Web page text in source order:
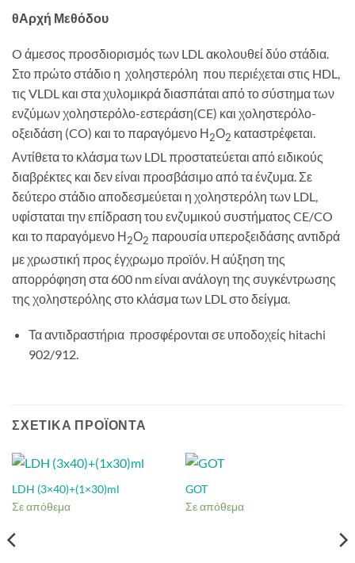
θΑρχή Μεθόδου
O άμεσος προσδιορισμός των LDL ακολουθεί δύο στάδια.
Στο πρώτο στάδιο η χοληστερόλη που περιέχεται στις HDL,
τις VLDL και στα χυλομικρά διασπάται από το σύστημα των
ενζύμων χοληστερόλο-εστεράση(CE) και χοληστερόλο-
οξειδάση (CO) και το παραγόμενο Η2Ο2 καταστρέφεται.
Αντίθετα το κλάσμα των LDL προστατεύεται από ειδικούς
διαβρέκτες και δεν είναι προσβάσιμο από τα ένζυμα. Σε
δεύτερο στάδιο αποδεσμεύεται η χοληστερόλη των LDL,
υφίσταται την επίδραση του ενζυμικού συστήματος CE/CO
και το παραγόμενο Η2Ο2 παρουσία υπεροξειδάσης αντιδρά
με χρωστική προς έγχρωμο προϊόν. Η αύξηση της
απορρόφηση στα 600 nm είναι ανάλογη της συγκέντρωσης
της χοληστερόλης στο κλάσμα των LDL στο δείγμα.
Τα αντιδραστήρια προσφέρονται σε υποδοχείς hitachi
902/912.
ΣΧΕΤΙΚΆ ΠΡΟΪΌΝΤΑ
LDH (3×40)+(1×30)ml
Σε απόθεμα
GOT
Σε απόθεμα